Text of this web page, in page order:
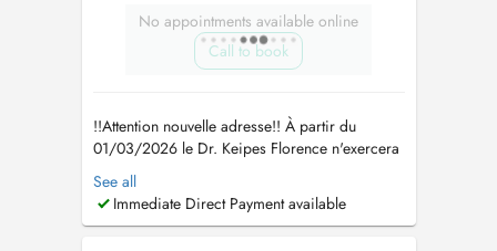
No appointments available online
Call to book
!!Attention nouvelle adresse!! À partir du
01/03/2026 le Dr. Keipes Florence n'exercera
plus au Cabinet Médical Steinsel, mais au
Centre Médical Tënten 2A, rue de l'Eglise L
7481 Tuntange Tel : 26 39 63 Fax : 26 39 63
See all
Immediate Direct Payment available